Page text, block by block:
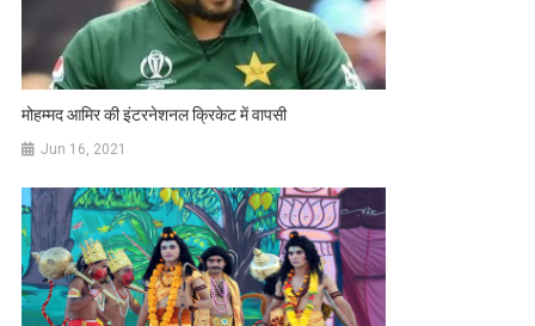
मोहम्मद आमिर की इंटरनेशनल क्रिकेट में वापसी
Jun 16, 2021